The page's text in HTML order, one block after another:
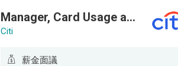
Manager, Card Usage and Partnership
Citi
薪金面議